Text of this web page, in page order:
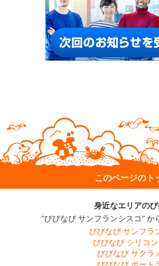
このページのト
身近なエリアの
"びびなび サンフランシスコ" か
びびなび サンフラ
びびなび シリコ
びびなび サクラ